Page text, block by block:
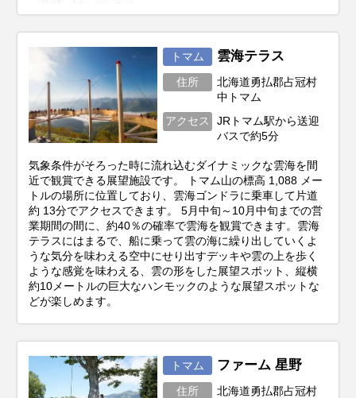
トマム 雲海テラス
住所
北海道勇払郡占冠村
中トマム
アクセス
JRトマム駅から送迎
バスで約5分
気象条件がそろった時に流れ込むダイナミックな雲海を間
近で観賞できる展望施設です。 トマム山の標高 1,088 メー
トルの場所に位置しており、雲海ゴンドラに乗車して片道
約 13分でアクセスできます。 5月中旬～10月中旬までの営
業期間の間に、約40％の確率で雲海を観賞できます。雲海
テラスにはまるで、船に乗って雲の海に繰り出していくよ
うな気分を味わえる空中にせり出すデッキや雲の上を歩く
ような感覚を味わえる、雲の形をした展望スポット、縦横
約10メートルの巨大なハンモックのような展望スポットな
どが楽しめます。
トマム ファーム 星野
住所 北海道勇払郡占冠村